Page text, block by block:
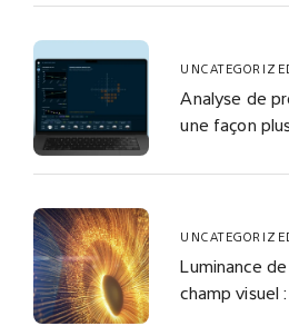
densité
Analyse de
une façon
Luminance
champ visuel